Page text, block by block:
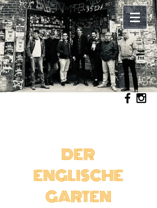
DER
ENGLISCHE
GARTEN